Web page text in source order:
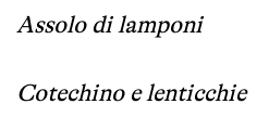
Assolo di lamponi
Cotechino e lenticchie